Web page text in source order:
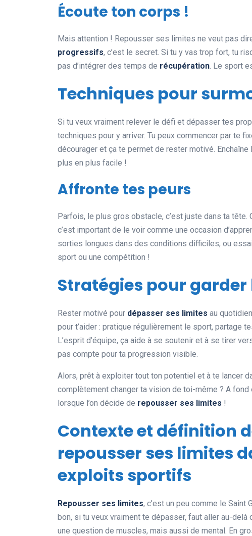
Écoute ton corps !
Mais attention ! Repousser ses limites ne veut pas
progressifs, c’est le secret. Si tu y vas trop fort, tu
pas d’intégrer des temps de récupération. Le sport
Techniques pour
Si tu veux vraiment relever le défi et dépasser tes
techniques pour y arriver. Tu peux commencer par te
décourager et ça te permet de rester motivé.
plus en plus facile !
Affronte tes peurs
Parfois, le plus gros obstacle, c’est juste dans ta tête.
c’est important de le voir comme une occasion
sorties longues dans des conditions difficiles, ou
sport ou une compétition !
Stratégies pour
Rester motivé pour dépasser ses limites au
pour t’aider : pratique régulièrement le sport, partage
L’esprit d’équipe, ça aide à se soutenir et à se tirer
pas compte pour ta progression visible.
Alors, prêt à exploiter tout ton potentiel et à te lancer
complètement changer ta vision de toi-même ? A
lorsque l’on décide de repousser ses limites !
Contexte et définition
repousser ses limites
exploits sportifs
Repousser ses limites, c’est un peu comme le Saint
bon, si tu veux vraiment te dépasser, faut aller au-
une question de muscles, mais aussi de mental. En